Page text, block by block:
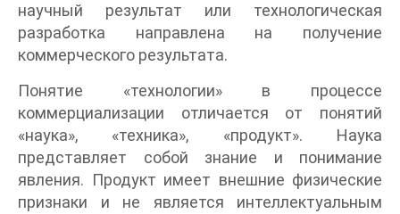
научный результат или технологическая
разработка направлена на получение
коммерческого результата.
Понятие «технологии» в процессе
коммерциализации отличается от понятий
«наука», «техника», «продукт». Наука
представляет собой знание и понимание
явления. Продукт имеет внешние физические
признаки и не является интеллектуальным